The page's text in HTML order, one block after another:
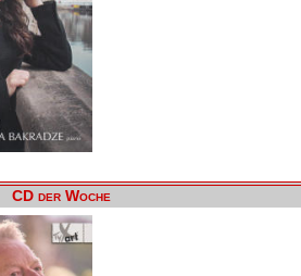
CD der Woche